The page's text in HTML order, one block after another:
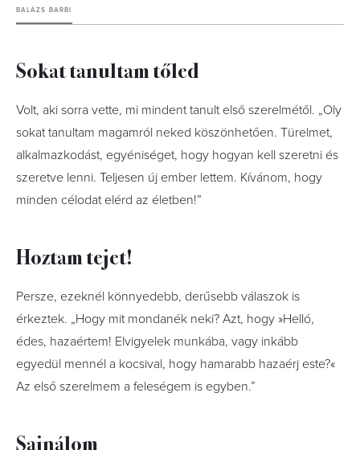
BALÁZS BARBI
Sokat tanultam tőled
Volt, aki sorra vette, mi mindent tanult első szerelmétől. „Oly
sokat tanultam magamról neked köszönhetően. Türelmet,
alkalmazkodást, egyéniséget, hogy hogyan kell szeretni és
szeretve lenni. Teljesen új ember lettem. Kívánom, hogy
minden célodat elérd az életben!”
Hoztam tejet!
Persze, ezeknél könnyedebb, derűsebb válaszok is
érkeztek. „Hogy mit mondanék neki? Azt, hogy »Helló,
édes, hazaértem! Elvigyelek munkába, vagy inkább
egyedül mennél a kocsival, hogy hamarabb hazaérj este?«
Az első szerelmem a feleségem is egyben.”
Sajnálom